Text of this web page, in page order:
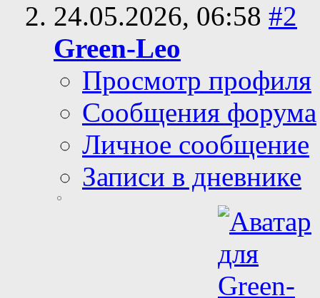
24.05.2026, 06:58 #2
Green-Leo
Просмотр профиля
Сообщения форума
Личное сообщение
Записи в дневнике